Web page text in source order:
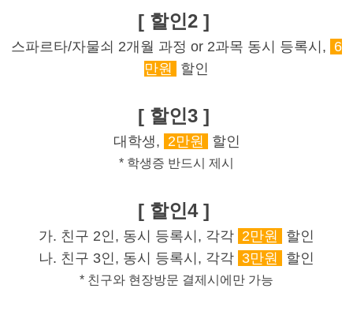
[ 할인2 ]
스파르타/자물쇠 2개월 과정 or 2과목 동시 등록시, 6
만원
할인
[ 할인3 ]
대학생, 2만원 할인
* 학생증 반드시 제시
[ 할인4 ]
가. 친구 2인, 동시 등록시, 각각 2만원
할인
나. 친구 3인, 동시 등록시, 각각 3만원 할인
* 친구와 현장방문 결제시에만 가능